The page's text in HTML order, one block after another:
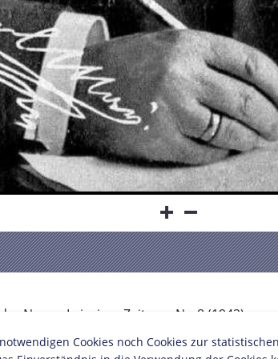
Neuen Leipziger Zeitung, Nr. 8 (1942)
Cookies noch Cookies zur